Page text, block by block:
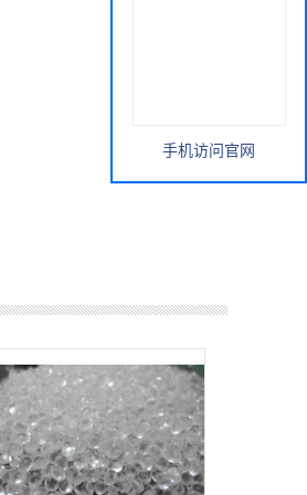
手机访问官网